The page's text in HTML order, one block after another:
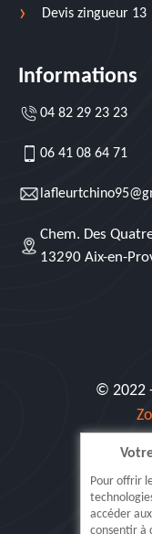
Devis zingueur 13
Informations
04 82 29 23 23
06 41 08 64 71
Chem. Des
13290 Aix-en-
© 2022
Pour offrir
accéder
consentir à